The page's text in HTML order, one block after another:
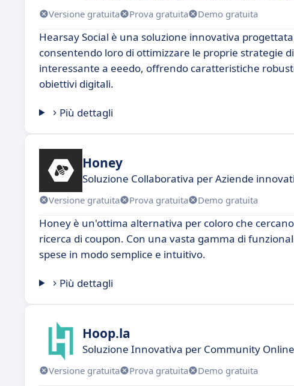
Versione gratuita Prova gratuita Demo gratuita
Hearsay Social è una soluzione innovativa
consentendo loro di ottimizzare le proprie strategie
interessante a eeedo, offrendo caratteristiche
obiettivi digitali.
Più dettagli
Honey
Soluzione Collaborativa per Aziende
Versione gratuita Prova gratuita Demo gratuita
Honey è un'ottima alternativa per coloro che
ricerca di coupon. Con una vasta gamma di
spese in modo semplice e intuitivo.
Più dettagli
Hoop.la
Soluzione Innovativa per Community
Versione gratuita Prova gratuita Demo gratuita